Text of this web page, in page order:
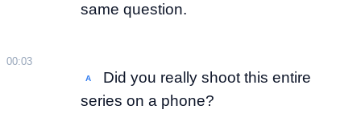
same question.
00:03
A
Did you really shoot this entire
series on a phone?